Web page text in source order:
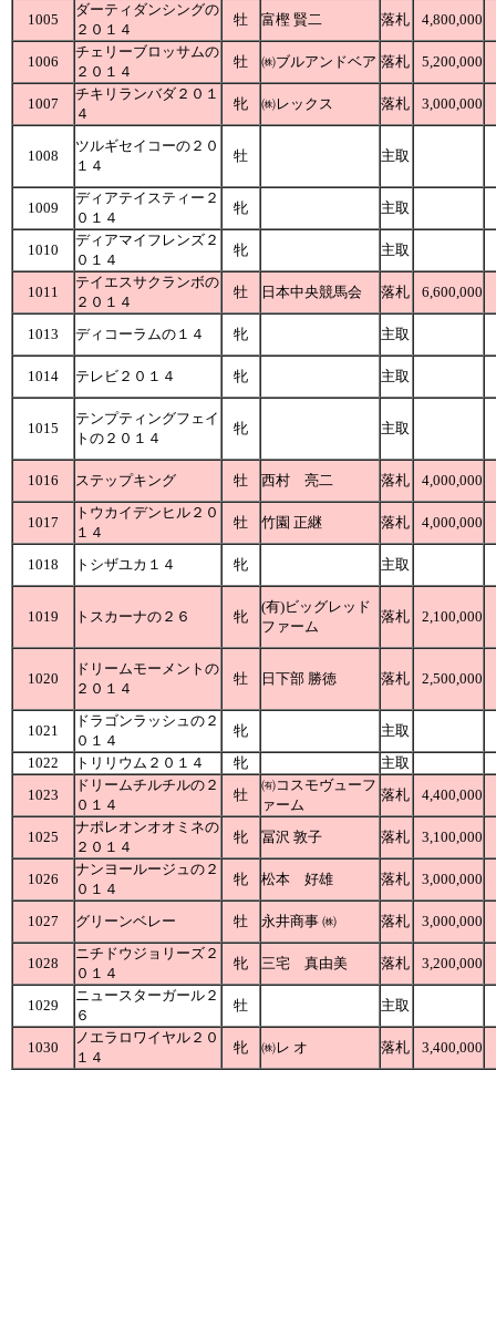
1005
ダーティダンシングの
２０１４
牡 富樫 賢二 落札 4,800,000
1006
チェリーブロッサムの
２０１４
牡 ㈱ブルアンドベア 落札 5,200,000
1007
チキリランバダ２０１
４
牝 ㈱レックス 落札 3,000,000
1008
ツルギセイコーの２０
１４
牡 主取
1009
ディアテイスティー２
０１４
牝 主取
1010
ディアマイフレンズ２
０１４
牝 主取
1011
テイエスサクランボの
２０１４
牡 日本中央競馬会 落札 6,600,000
1013 ディコーラムの１４ 牝 主取
1014 テレビ２０１４ 牝 主取
1015
テンプティングフェイ
トの２０１４
牝 主取
1016 ステップキング 牡 西村 亮二 落札 4,000,000
1017
トウカイデンヒル２０
１４
牡 竹園 正継 落札 4,000,000
1018 トシザユカ１４ 牝 主取
1019 トスカーナの２６ 牝
(有)ビッグレッド
ファーム
落札 2,100,000
1020
ドリームモーメントの
２０１４
牡 日下部 勝徳 落札 2,500,000
1021
ドラゴンラッシュの２
０１４
牝
主取
1022
トリリウム２０１４ 牝
主取
1023
ドリームチルチルの２
０１４
牡
㈲コスモヴューフ
ァーム
落札 4,400,000
1025
ナポレオンオオミネの
２０１４
牝 冨沢 敦子 落札 3,100,000
1026
ナンヨールージュの２
０１４
牝 松本 好雄 落札 3,000,000
1027 グリーンベレー 牡 永井商事 ㈱ 落札 3,000,000
1028
ニチドウジョリーズ２
０１４
牝 三宅 真由美 落札 3,200,000
1029
ニュースターガール２
６
牡 主取
1030
ノエラロワイヤル２０
１４
牝 ㈱レ オ 落札 3,400,000